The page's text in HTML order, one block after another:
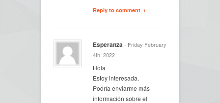
Reply to comment→
Esperanza- Friday February
4th, 2022
Hola
Estoy interesada.
Podría enviarme más
información sobre el